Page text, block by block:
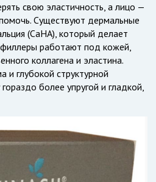
свою эластичность, а лицо —
Существуют дермальные
(CaHA), который делает
работают под кожей,
коллагена и эластина.
и глубокой структурной
более упругой и гладкой,